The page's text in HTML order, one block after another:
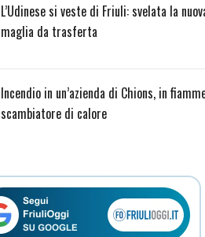
L’Udinese si veste di Friuli: svelata la
maglia da trasferta
Incendio in un’azienda di Chions, in
scambiatore di calore